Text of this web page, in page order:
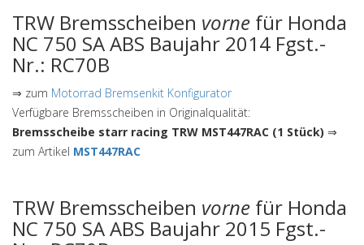
TRW Bremsscheiben vorne für Honda
NC 750 SA ABS Baujahr 2014 Fgst.-
Nr.: RC70B
⇒ zum Motorrad Bremsenkit Konfigurator
Verfügbare Bremsscheiben in Originalqualität:
Bremsscheibe starr racing TRW MST447RAC (1 Stück) ⇒
zum Artikel MST447RAC
TRW Bremsscheiben vorne für Honda
NC 750 SA ABS Baujahr 2015 Fgst.-